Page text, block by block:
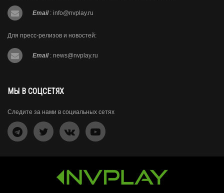
Email : info@nvplay.ru
Для пресс-релизов и новостей:
Email : news@nvplay.ru
МЫ В СОЦСЕТЯХ
Следите за нами в социальных сетях